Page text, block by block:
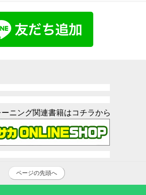
ニング関連書籍はコチラから
ページの先頭へ